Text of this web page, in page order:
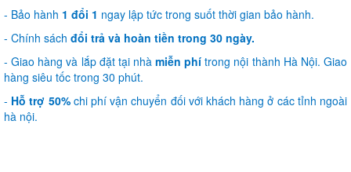
- Bảo hành 1 đổi 1 ngay lập tức trong suốt thời gian bảo hành.
- Chính sách đổi trả và hoàn tiền trong 30 ngày.
- Giao hàng và lắp đặt tại nhàmiễn phí trong nội thành Hà Nội. Giao
hàng siêu tốc trong 30 phút.
- Hỗ trợ 50%chi phí vận chuyển đối với khách hàng ở các tỉnh ngoài
hà nội.